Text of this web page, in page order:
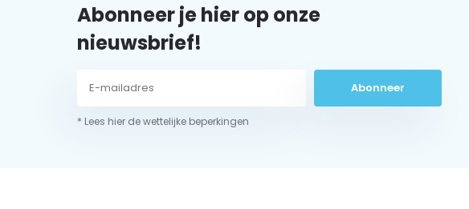
Abonneer je hier op onze
nieuwsbrief!
Abonneer
* Lees hier de wettelijke beperkingen